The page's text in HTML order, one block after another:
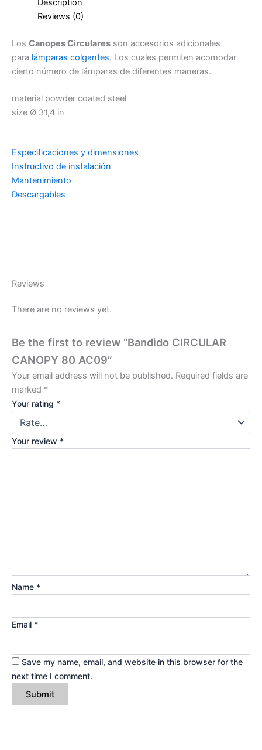
Description
Reviews (0)
Los Canopes Circulares son accesorios adicionales
para lámparas colgantes. Los cuales permiten acomodar
cierto número de lámparas de diferentes maneras.
material powder coated steel
size Ø 31,4 in
Especificaciones y dimensiones
Instructivo de instalación
Mantenimiento
Descargables
Reviews
There are no reviews yet.
Be the first to review “Bandido CIRCULAR
CANOPY 80 AC09”
Your email address will not be published. Required fields are
marked *
Your rating *
Your review *
Name *
Email *
Save my name, email, and website in this browser for the
next time I comment.